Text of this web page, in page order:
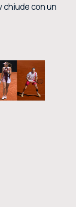
chiude con un